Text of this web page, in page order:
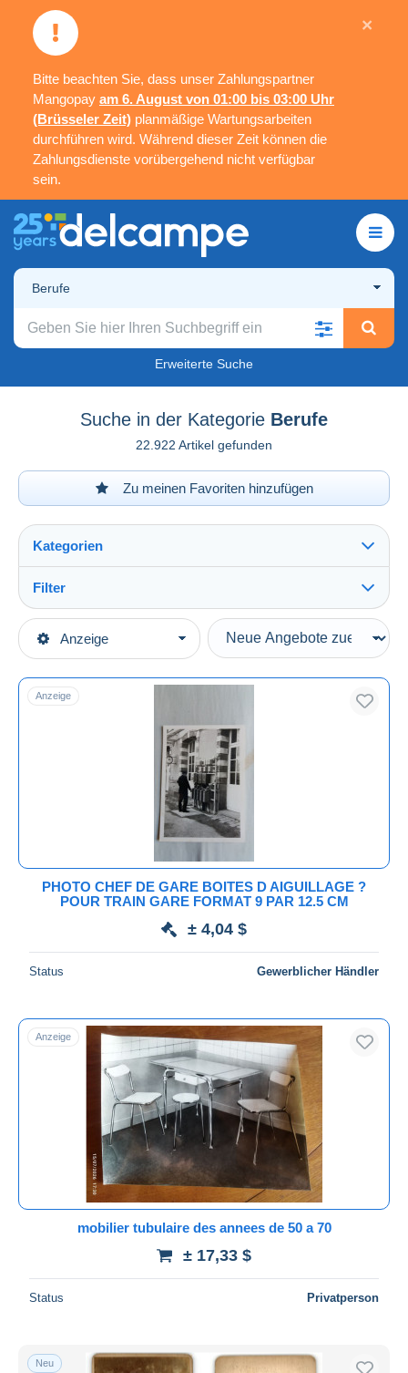
Bitte beachten Sie, dass unser Zahlungspartner
Mangopay am 6. August von 01:00 bis 03:00 Uhr
(Brüsseler Zeit) planmäßige Wartungsarbeiten
durchführen wird. Während dieser Zeit können die
Zahlungsdienste vorübergehend nicht verfügbar
sein.
×
Berufe
Erweiterte Suche
Suche in der Kategorie Berufe
22.922 Artikel gefunden
Zu meinen Favoriten hinzufügen
Anzeige
Kategorien
Hauptkategorien
Fotos
Filter
Art der Verkäufe
Laufende Angebote
Auktionen ohne Gebote
Auktionshäuser
Endet in
Preis
Nur ermäßigt
Kostenloser Versand
Zahlungsmethoden
PayPal
Banküberweisung
Visa
Mastercard
Wohnsitz des Verkäufers
Anzeige
PHOTO CHEF DE GARE BOITES D AIGUILLAGE ?
POUR TRAIN GARE FORMAT 9 PAR 12.5 CM
± 4,04 $
Status Gewerblicher Händler
Anzeige
mobilier tubulaire des annees de 50 a 70
± 17,33 $
Status Privatperson
Neu